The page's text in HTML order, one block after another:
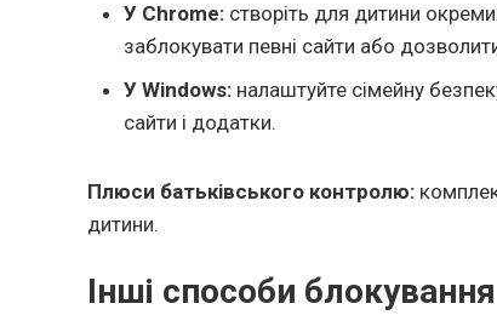
У Chrome: створіть для дитини
заблокувати певні сайти або
У Windows: налаштуйте сімейну
сайти і додатки.
Плюси батьківського контролю:
дитини.
Інші способи блокування